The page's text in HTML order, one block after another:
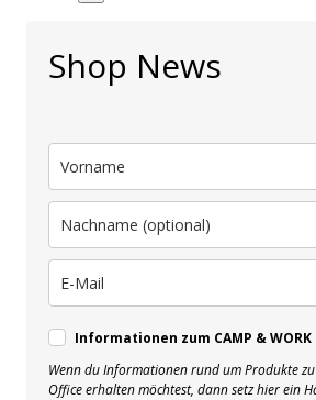
Shop News
Informationen zum CAMP & WORK
Wenn du Informationen rund um Produkte
Office erhalten möchtest, dann setz hier ein